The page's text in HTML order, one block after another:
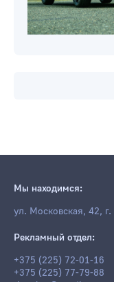
Мы находимся:
ул. Московская, 42,
Рекламный отдел:
+375 (225) 72-01-16
+375 (225) 77-79-88